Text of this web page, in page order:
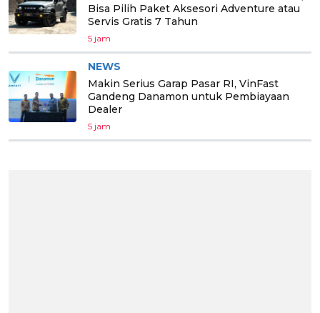
Bisa Pilih Paket Aksesori Adventure atau
Servis Gratis 7 Tahun
5 jam
NEWS
Makin Serius Garap Pasar RI, VinFast
Gandeng Danamon untuk Pembiayaan
Dealer
5 jam